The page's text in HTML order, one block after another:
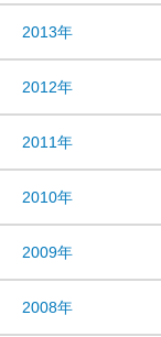
2013年
2012年
2011年
2010年
2009年
2008年